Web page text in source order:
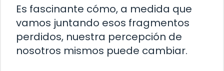
Es fascinante cómo, a medida que
vamos juntando esos fragmentos
perdidos, nuestra percepción de
nosotros mismos puede cambiar.